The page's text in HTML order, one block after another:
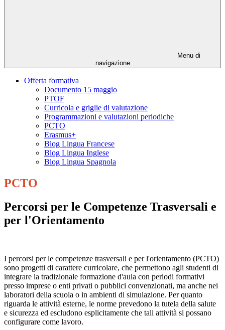
Menu di
navigazione
Offerta formativa
Documento 15 maggio
PTOF
Curricola e griglie di valutazione
Programmazioni e valutazioni periodiche
PCTO
Erasmus+
Blog Lingua Francese
Blog Lingua Inglese
Blog Lingua Spagnola
PCTO
Percorsi per le Competenze Trasversali e
per l'Orientamento
I percorsi per le competenze trasversali e per l'orientamento (PCTO)
sono progetti di carattere curricolare, che permettono agli studenti di
integrare la tradizionale formazione d'aula con periodi formativi
presso imprese o enti privati o pubblici convenzionati, ma anche nei
laboratori della scuola o in ambienti di simulazione. Per quanto
riguarda le attività esterne, le norme prevedono la tutela della salute
e sicurezza ed escludono esplicitamente che tali attività si possano
configurare come lavoro.